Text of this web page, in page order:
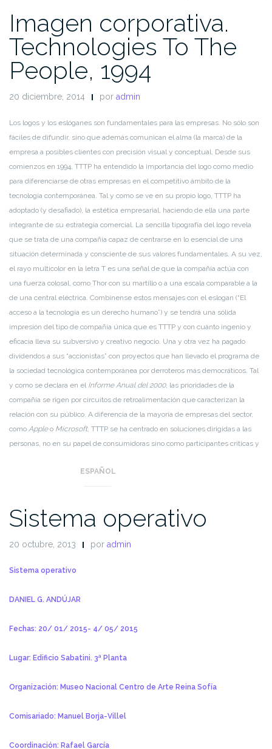
Imagen corporativa.
Technologies To The
People, 1994
20 diciembre, 2014 por admin
Los logos y los eslóganes son fundamentales para las empresas. No sólo son
fáciles de difundir, sino que además comunican el alma (la marca) de la
empresa a posibles clientes con precisión visual y conceptual. Desde sus
comienzos en 1994, TTTP ha entendido la importancia del logo como medio
para diferenciarse de otras empresas en el competitivo ámbito de la
tecnología contemporánea. Tal y como se ve en su propio logo, TTTP ha
adoptado (y desafiado), la estética empresarial, haciendo de ella una parte
integrante de su estrategia comercial. La sencilla tipografía del logo revela
que se trata de una compañía capaz de centrarse en lo esencial de una
situación determinada y consciente de sus valores fundamentales. A su vez,
el rayo multicolor en la letra T es una señal de que la compañía actúa con
una fuerza colosal, como Thor con su martillo o a una escala comparable a la
de una central eléctrica. Combínense estos mensajes con el eslogan (“El
acceso a la tecnología es un derecho humano”) y se tendrá una sólida
impresión del tipo de compañía única que es TTTP y con cuánto ingenio y
eficacia lleva su subversivo y creativo negocio. Una y otra vez ha pagado
dividendos a sus “accionistas” con proyectos que han llevado el programa de
la sociedad tecnológica contemporánea por derroteros más democráticos. Tal
y como se declara en el Informe Anual del 2000, las prioridades de la
compañía se rigen por circuitos de retroalimentación que caracterizan la
relación con su público. A diferencia de la mayoría de empresas del sector,
como Appleo Microsoft, TTTP se ha centrado en soluciones dirigidas a las
personas, no en su papel de consumidoras sino como participantes críticas y
ESPAÑOL
Sistema operativo
20 octubre, 2013 por admin
Sistema operativo
DANIEL G. ANDÚJAR
Fechas: 20/ 01/ 2015- 4/ 05/ 2015
Lugar: Edificio Sabatini. 3ª Planta
Organización: Museo Nacional Centro de Arte Reina Sofía
Comisariado: Manuel Borja-Villel
Coordinación: Rafael García